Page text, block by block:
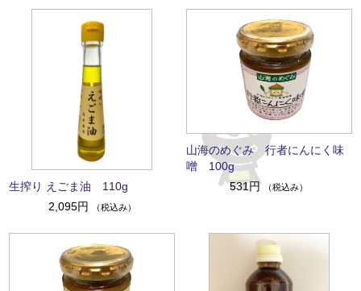
生搾り えごま油 110g
2,095円
（税込み）
山海のめぐみ 行者にんにく味
噌 100g
531円
（税込み）